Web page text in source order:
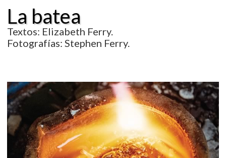
La batea
Textos: Elizabeth Ferry.
Fotografías: Stephen Ferry.